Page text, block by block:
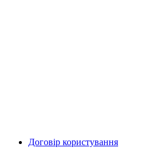
Договір користування